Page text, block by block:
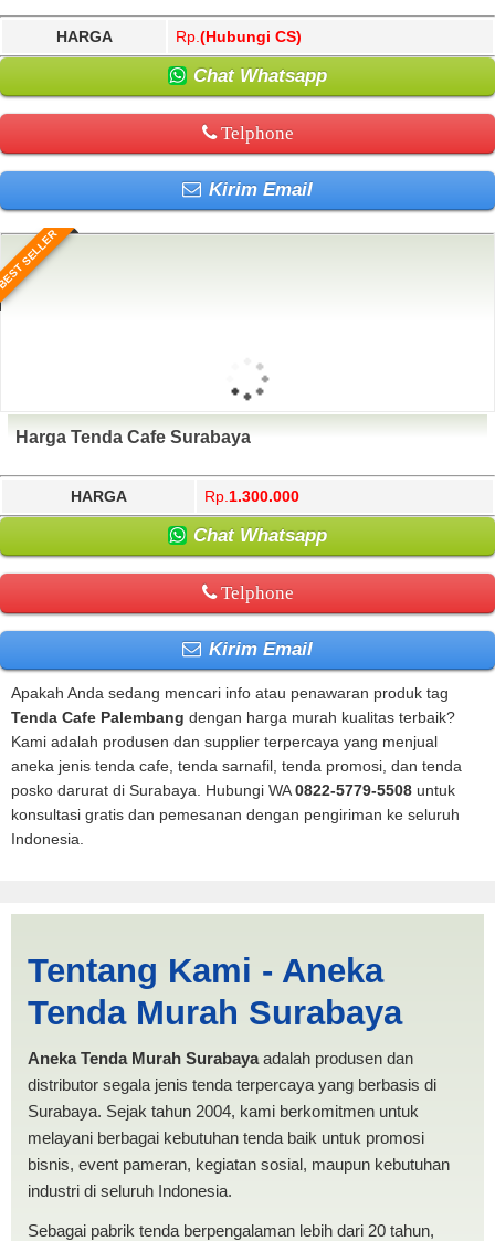
HARGA Rp. (Hubungi CS)
Chat Whatsapp
Telphone
Kirim Email
SELLER
Harga Tenda Cafe Surabaya
HARGA Rp. 1.300.000
Chat Whatsapp
Telphone
Kirim Email
Apakah Anda sedang mencari info atau penawaran produk tag
Tenda Cafe Palembang dengan harga murah kualitas terbaik?
Kami adalah produsen dan supplier terpercaya yang menjual
aneka jenis tenda cafe, tenda sarnafil, tenda promosi, dan tenda
posko darurat di Surabaya. Hubungi WA0822-5779-5508 untuk
konsultasi gratis dan pemesanan dengan pengiriman ke seluruh
Indonesia.
PRODUKSI ANEKA TENDA
MURAH
Tentang Kami - Aneka
Tenda Murah Surabaya
Aneka Tenda Murah Surabayaadalah produsen dan
distributor segala jenis tenda terpercaya yang berbasis di
Surabaya. Sejak tahun 2004, kami berkomitmen untuk
melayani berbagai kebutuhan tenda baik untuk promosi
bisnis, event pameran, kegiatan sosial, maupun kebutuhan
industri di seluruh Indonesia.
Sebagai pabrik tenda berpengalaman lebih dari 20 tahun,